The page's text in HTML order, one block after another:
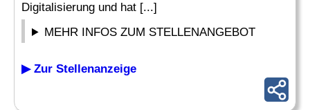
Digitalisierung und hat [...]
MEHR INFOS ZUM STELLENANGEBOT
▶ Zur Stellenanzeige